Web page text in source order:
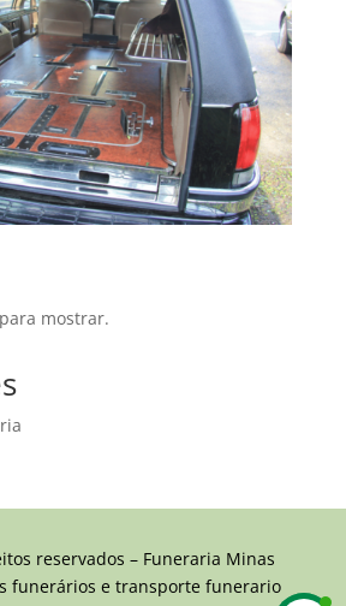
mostrar.
reservados – Funeraria Minas
funerários e transporte funerario